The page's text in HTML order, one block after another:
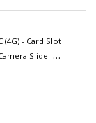
(4G) - Card Slot
Slide -